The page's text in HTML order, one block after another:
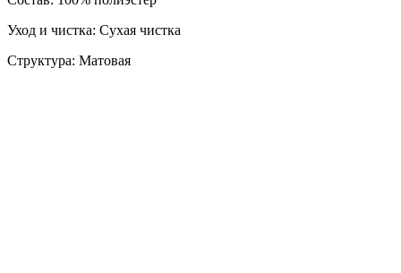
Уход и чистка: Сухая чистка
Структура: Матовая